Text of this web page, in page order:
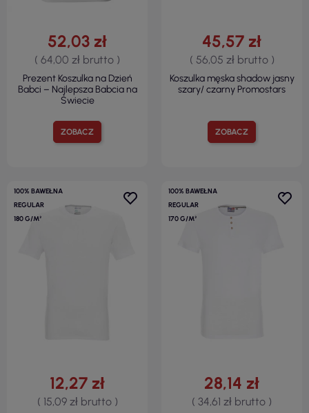
ZOBACZ
52,03 zł
( 64,00 zł brutto )
Prezent Koszulka na Dzień
Babci – Najlepsza Babcia na
Świecie
ZOBACZ
45,57 zł
( 56,05 zł brutto )
Koszulka męska shadow jasny
szary/ czarny Promostars
100% BAWEŁNA
REGULAR
180 G/M²
12,27 zł
( 15,09 zł brutto )
100% BAWEŁNA
REGULAR
170 G/M²
28,14 zł
( 34,61 zł brutto )